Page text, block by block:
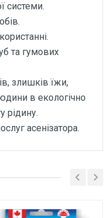
системи.
та гумових
злишків їжи,
в екологічно
рідину.
асенізатора.